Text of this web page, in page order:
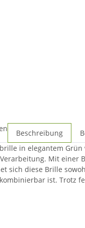
Beschreibung
in elegantem
Mit einer
sich diese Brille
ist. Trotz